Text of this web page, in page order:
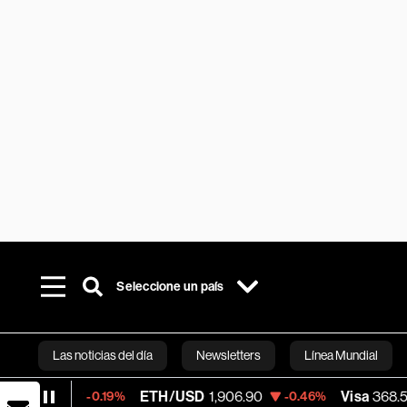
Seleccione un país
Las noticias del día Newsletters Línea Mundial
Bloomberg
ETH/USD 1,906.90 -0.46% Visa 368.54 -0.28%